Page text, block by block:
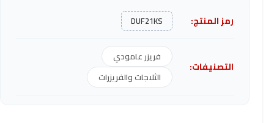
رمز المنتج: DUF21KS
التصنيفات:
فريزر عامودي
الثلاجات والفريزرات